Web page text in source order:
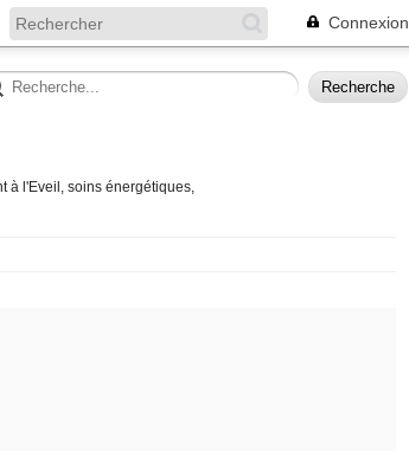
Connexion
à l'Eveil, soins énergétiques,